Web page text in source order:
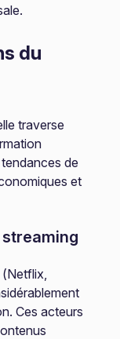
du
traverse
de
et
(Netflix,
Ces acteurs